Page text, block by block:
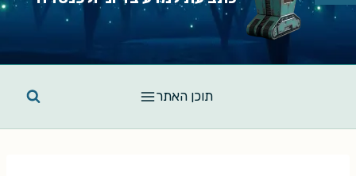
תוכן האתר